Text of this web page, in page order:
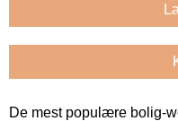
De mest populære bolig-